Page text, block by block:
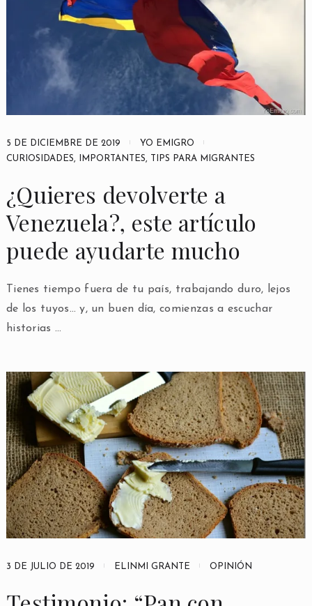
5 DE DICIEMBRE DE 2019
YO EMIGRO
CURIOSIDADES, IMPORTANTES, TIPS PARA MIGRANTES
¿Quieres devolverte a
Venezuela?, este artículo
puede ayudarte mucho
Tienes tiempo fuera de tu país, trabajando duro, lejos
de los tuyos… y, un buen día, comienzas a escuchar
historias …
3 DE JULIO DE 2019 ELINMI GRANTE OPINIÓN